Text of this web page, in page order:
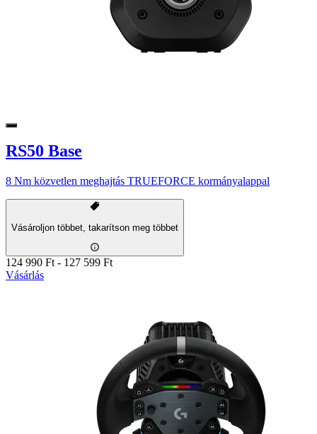
RS50 Base
8 Nm közvetlen meghajtás TRUEFORCE kormányalappal
Vásároljon többet, takarítson meg többet
124 990 Ft - 127 599 Ft
Vásárlás